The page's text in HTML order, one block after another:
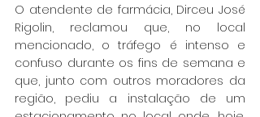
O atendente de farmácia, Dirceu José
Rigolin, reclamou que, no local
mencionado, o tráfego é intenso e
confuso durante os fins de semana e
que, junto com outros moradores da
região, pediu a instalação de um